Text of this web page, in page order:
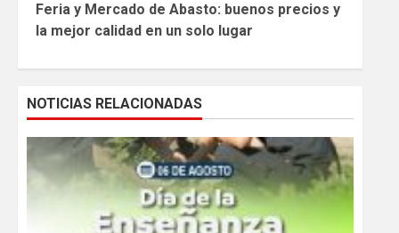
Reading
Feria y Mercado de Abasto: buenos precios y
la mejor calidad en un solo lugar
NOTICIAS RELACIONADAS